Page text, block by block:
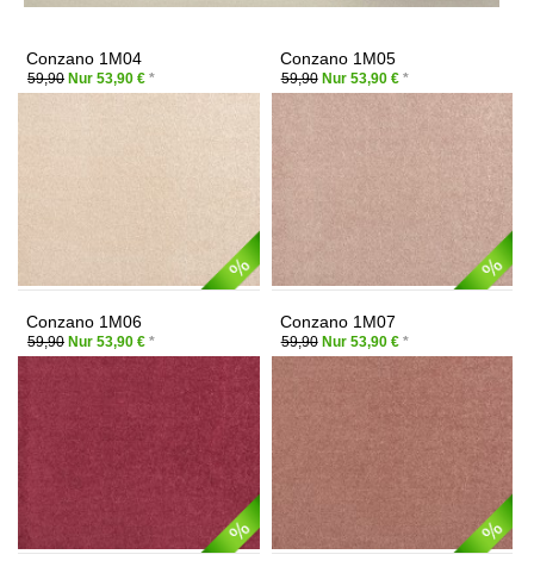
Conzano 1M04
59,90 Nur 53,90 € *
Conzano 1M05
59,90Nur 53,90 € *
Conzano 1M06
59,90 Nur 53,90 € *
Conzano 1M07
59,90Nur 53,90 € *